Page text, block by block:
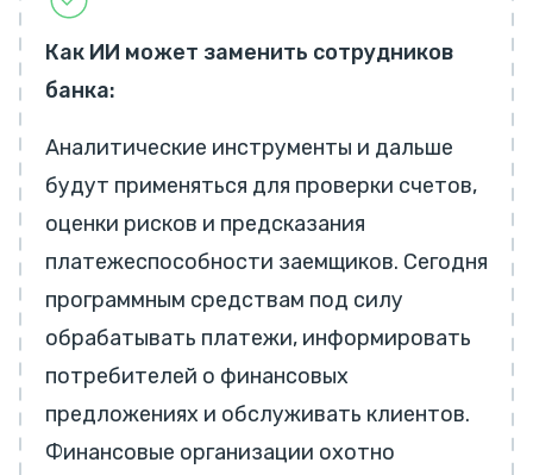
Как ИИ может заменить сотрудников
банка:
Аналитические инструменты и дальше
будут применяться для проверки счетов,
оценки рисков и предсказания
платежеспособности заемщиков. Сегодня
программным средствам под силу
обрабатывать платежи, информировать
потребителей о финансовых
предложениях и обслуживать клиентов.
Финансовые организации охотно